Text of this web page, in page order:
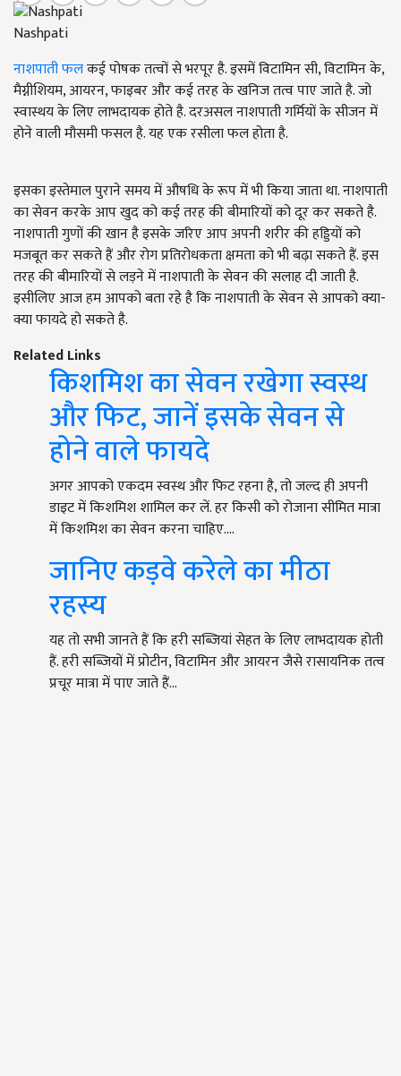
Nashpati
नाशपाती फलकई पोषक तत्वों से भरपूर है. इसमें विटामिन सी, विटामिन के,
मैग्नीशियम, आयरन, फाइबर और कई तरह के खनिज तत्व पाए जाते है. जो
स्वास्थय के लिए लाभदायक होते है. दरअसल नाशपाती गर्मियों के सीजन में
होने वाली मौसमी फसल है. यह एक रसीला फल होता है.
इसका इस्तेमाल पुराने समय में औषधि के रूप में भी किया जाता था. नाशपाती
का सेवन करके आप खुद को कई तरह की बीमारियों को दूर कर सकते है.
नाशपाती गुणों की खान है इसके जरिए आप अपनी शरीर की हड्डियों को
मजबूत कर सकते हैं और रोग प्रतिरोधकता क्षमता को भी बढ़ा सकते हैं. इस
तरह की बीमारियों से लड़ने में नाशपाती के सेवन की सलाह दी जाती है.
इसीलिए आज हम आपको बता रहे है कि नाशपाती के सेवन से आपको क्या-
क्या फायदे हो सकते है.
Related Links
किशमिश का सेवन रखेगा स्वस्थ
और फिट, जानें इसके सेवन से
होने वाले फायदे
अगर आपको एकदम स्वस्थ और फिट रहना है, तो जल्द ही अपनी
डाइट में किशमिश शामिल कर लें. हर किसी को रोजाना सीमित मात्रा
में किशमिश का सेवन करना चाहिए.…
जानिए कड़वे करेले का मीठा
रहस्य
यह तो सभी जानते हैं कि हरी सब्जियां सेहत के लिए लाभदायक होती
हैं. हरी सब्जियों में प्रोटीन, विटामिन और आयरन जैसे रासायनिक तत्व
प्रचूर मात्रा में पाए जाते हैं…